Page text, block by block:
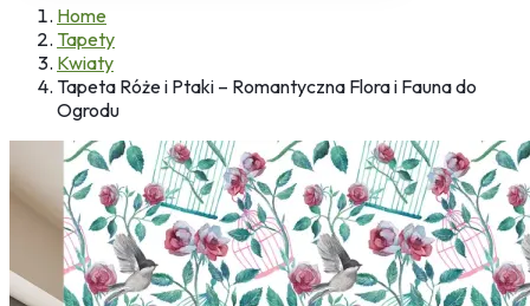
Home
Tapety
Kwiaty
Tapeta Róże i Ptaki – Romantyczna Flora i Fauna do
Ogrodu